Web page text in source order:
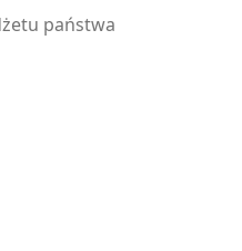
państwa